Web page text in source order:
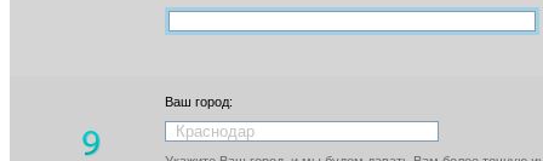
Ваш город: